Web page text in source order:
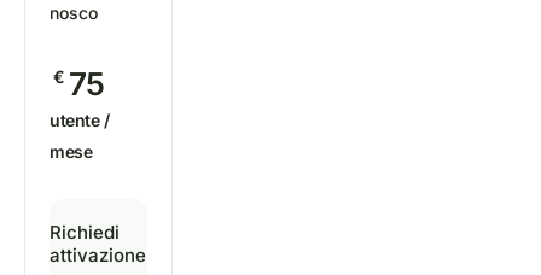
€ 75
utente /
mese
nosco
Richiedi
attivazione